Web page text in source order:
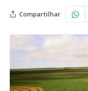
Compartilhar